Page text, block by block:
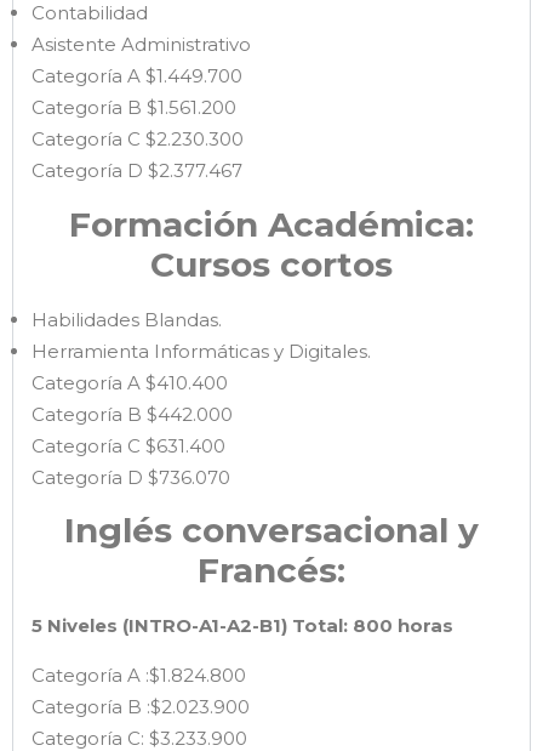
Contabilidad
Asistente Administrativo
Categoría A $1.449.700
Categoría B $1.561.200
Categoría C $2.230.300
Categoría D $2.377.467
Formación Académica:
Cursos cortos
Habilidades Blandas.
Herramienta Informáticas y Digitales.
Categoría A $410.400
Categoría B $442.000
Categoría C $631.400
Categoría D $736.070
Inglés conversacional y
Francés:
5 Niveles (INTRO-A1-A2-B1) Total: 800 horas
Categoría A :$1.824.800
Categoría B :$2.023.900
Categoría C: $3.233.900